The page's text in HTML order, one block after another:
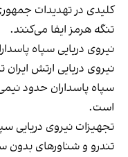
کلیدی در تهدیدات
تنگه هرمز ایفا می‌کنند.
نیروی دریایی سپاه
نیروی دریایی ارتش ایران
سپاه پاسداران حدود
است.
تجهیزات نیروی دریایی
تندرو و شناورهای